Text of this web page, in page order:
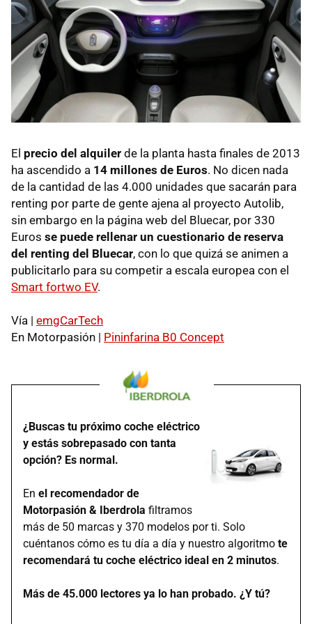
El precio del alquiler de la planta hasta finales de 2013
ha ascendido a 14 millones de Euros. No dicen nada
de la cantidad de las 4.000 unidades que sacarán para
renting por parte de gente ajena al proyecto Autolib,
sin embargo en la página web del Bluecar, por 330
Euros se puede rellenar un cuestionario de reserva
del renting del Bluecar, con lo que quizá se animen a
publicitarlo para su competir a escala europea con el
Smart fortwo EV.
Vía | emgCarTech
En Motorpasión | Pininfarina B0 Concept
¿Buscas tu próximo coche eléctrico
y estás sobrepasado con tanta
opción? Es normal.
En el recomendador de
Motorpasión & Iberdrola filtramos
más de 50 marcas y 370 modelos por ti. Solo
cuéntanos cómo es tu día a día y nuestro algoritmo te
recomendará tu coche eléctrico ideal en 2 minutos.
Más de 45.000 lectores ya lo han probado. ¿Y tú?